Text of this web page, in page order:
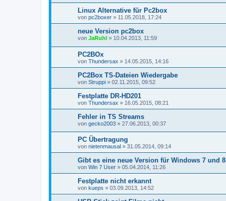
Linux Alternative für Pc2box
von pc2boxer » 11.05.2018, 17:24
neue Version pc2box
von JaRuhl » 10.04.2013, 11:59
PC2BOx
von Thundersax » 14.05.2015, 14:16
PC2Box TS-Dateien Wiedergabe
von Struppi » 02.11.2015, 09:52
Festplatte DR-HD201
von Thundersax » 16.05.2015, 08:21
Fehler in TS Streams
von gecko2003 » 27.06.2013, 00:37
PC Übertragung
von nietenmausal » 31.05.2014, 09:14
Gibt es eine neue Version für Windows 7 und 8
von Win 7 User » 05.04.2014, 11:26
Festplatte nicht erkannt
von kueps » 03.09.2013, 14:52